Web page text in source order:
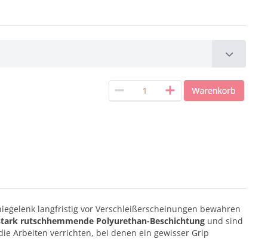
langfristig vor Verschleißerscheinungen bewahren
rutschhemmende Polyurethan-Beschichtung und sind
Arbeiten verrichten, bei denen ein gewisser Grip